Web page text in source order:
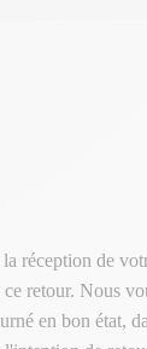
réception de
retour. Nous
en bon état,